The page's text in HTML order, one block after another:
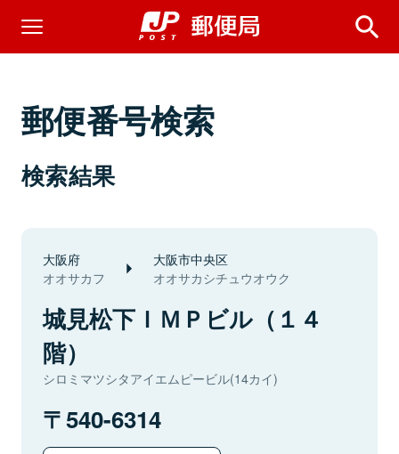
郵便番号検索
検索結果
大阪府
オオサカフ
大阪市中央区
オオサカシチュウオウク
城見松下ＩＭＰビル（１４
階）
シロミマツシタアイエムピービル(14カイ)
540-6314